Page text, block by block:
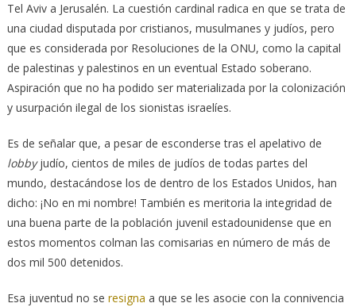
Tel Aviv a Jerusalén. La cuestión cardinal radica en que se trata de
una ciudad disputada por cristianos, musulmanes y judíos, pero
que es considerada por Resoluciones de la ONU, como la capital
de palestinas y palestinos en un eventual Estado soberano.
Aspiración que no ha podido ser materializada por la colonización
y usurpación ilegal de los sionistas israelíes.
Es de señalar que, a pesar de esconderse tras el apelativo de
lobbyjudío, cientos de miles de judíos de todas partes del
mundo, destacándose los de dentro de los Estados Unidos, han
dicho: ¡No en mi nombre! También es meritoria la integridad de
una buena parte de la población juvenil estadounidense que en
estos momentos colman las comisarias en número de más de
dos mil 500 detenidos.
Esa juventud no se resigna a que se les asocie con la connivencia